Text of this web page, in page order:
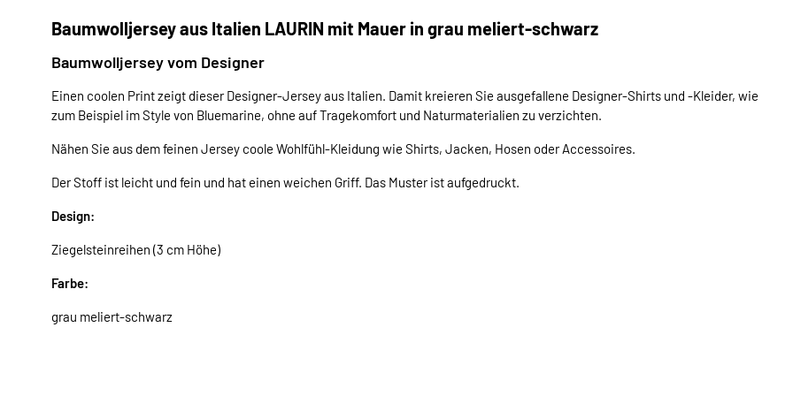
Baumwolljersey aus Italien LAURIN mit Mauer in grau meliert-schwarz
Baumwolljersey vom Designer
Einen coolen Print zeigt dieser Designer-Jersey aus Italien. Damit kreieren Sie ausgefallene Designer-Shirts und -Kleider, wie
zum Beispiel im Style von Bluemarine, ohne auf Tragekomfort und Naturmaterialien zu verzichten.
Nähen Sie aus dem feinen Jersey coole Wohlfühl-Kleidung wie Shirts, Jacken, Hosen oder Accessoires.
Der Stoff ist leicht und fein und hat einen weichen Griff. Das Muster ist aufgedruckt.
Design:
Ziegelsteinreihen (3 cm Höhe)
Farbe:
grau meliert-schwarz